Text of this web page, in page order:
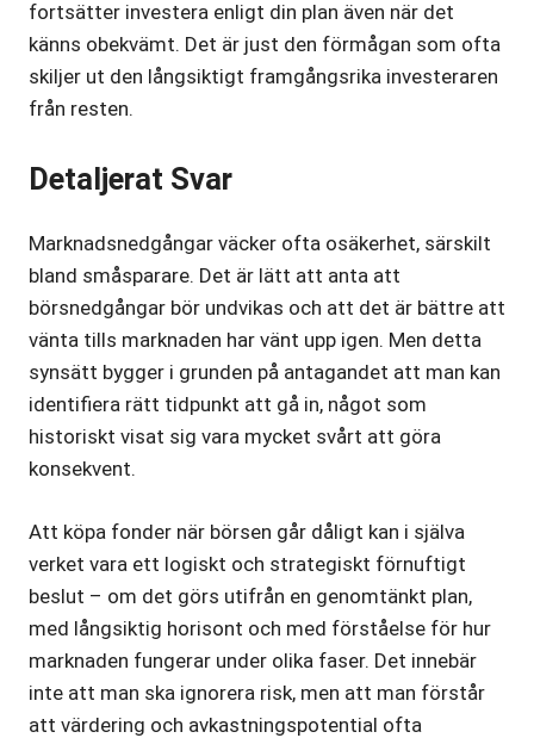
fortsätter investera enligt din plan även när det
känns obekvämt. Det är just den förmågan som ofta
skiljer ut den långsiktigt framgångsrika investeraren
från resten.
Detaljerat Svar
Marknadsnedgångar väcker ofta osäkerhet, särskilt
bland småsparare. Det är lätt att anta att
börsnedgångar bör undvikas och att det är bättre att
vänta tills marknaden har vänt upp igen. Men detta
synsätt bygger i grunden på antagandet att man kan
identifiera rätt tidpunkt att gå in, något som
historiskt visat sig vara mycket svårt att göra
konsekvent.
Att köpa fonder när börsen går dåligt kan i själva
verket vara ett logiskt och strategiskt förnuftigt
beslut – om det görs utifrån en genomtänkt plan,
med långsiktig horisont och med förståelse för hur
marknaden fungerar under olika faser. Det innebär
inte att man ska ignorera risk, men att man förstår
att värdering och avkastningspotential ofta